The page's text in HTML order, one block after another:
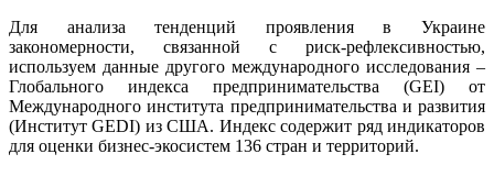
Для анализа тенденций проявления в Украине
закономерности, связанной с риск-рефлексивностью,
используем данные другого международного исследования –
Глобального индекса предпринимательства (GEI) от
Международного института предпринимательства и развития
(Институт GEDI) из США. Индекс содержит ряд индикаторов
для оценки бизнес-экосистем 136 стран и территорий.